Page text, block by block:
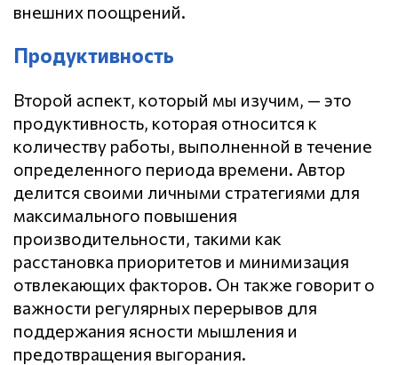
внешних поощрений.
Продуктивность
Второй аспект, который мы изучим, — это
продуктивность, которая относится к
количеству работы, выполненной в течение
определенного периода времени. Автор
делится своими личными стратегиями для
максимального повышения
производительности, такими как
расстановка приоритетов и минимизация
отвлекающих факторов. Он также говорит о
важности регулярных перерывов для
поддержания ясности мышления и
предотвращения выгорания.